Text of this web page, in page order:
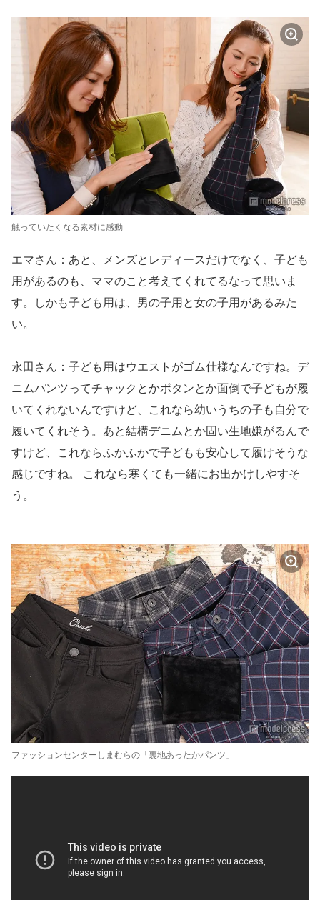
触っていたくなる素材に感動
エマさん：あと、メンズとレディースだけでなく、子ども
用があるのも、ママのこと考えてくれてるなって思いま
す。しかも子ども用は、男の子用と女の子用があるみた
い。
永田さん：子ども用はウエストがゴム仕様なんですね。デ
ニムパンツってチャックとかボタンとか面倒で子どもが履
いてくれないんですけど、これなら幼いうちの子も自分で
履いてくれそう。あと結構デニムとか固い生地嫌がるんで
すけど、これならふかふかで子どもも安心して履けそうな
感じですね。 これなら寒くても一緒にお出かけしやすそ
う。
ファッションセンターしまむらの「裏地あったかパンツ」